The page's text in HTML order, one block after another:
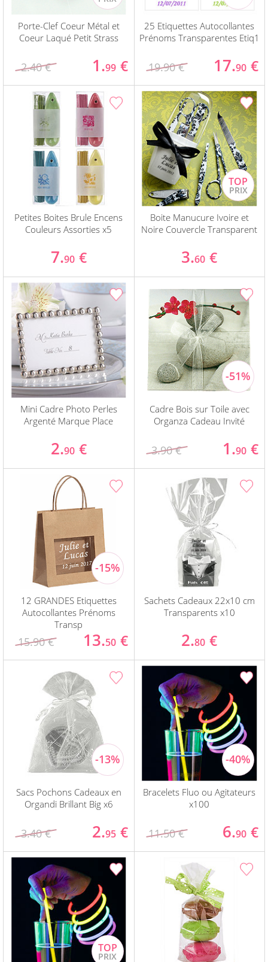
Porte-Clef Coeur Métal et
Coeur Laqué Petit Strass
2.40 € 1.99 €
25 Etiquettes Autocollantes
Prénoms Transparentes Etiq1
19.90 € 17.90 €
Petites Boites Brule Encens
Couleurs Assorties x5
7.90 €
Boite Manucure Ivoire et
Noire Couvercle Transparent
3.60 €
Mini Cadre Photo Perles
Argenté Marque Place
2.90 €
Cadre Bois sur Toile avec
Organza Cadeau Invité
3.90 € 1.90 €
12 GRANDES Etiquettes
Autocollantes Prénoms
Transp
15.90 € 13.50 €
Sachets Cadeaux 22x10 cm
Transparents x10
2.80 €
Sacs Pochons Cadeaux en
Organdi Brillant Big x6
3.40 € 2.95 €
Bracelets Fluo ou Agitateurs
x100
11.50 € 6.90 €